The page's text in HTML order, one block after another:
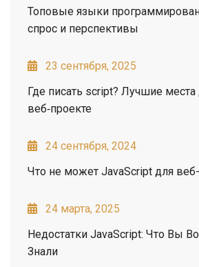
Топовые языки
спрос и перспективы
23 сентября, 2025
Где писать script? Лучшие места
веб‑проекте
24 сентября, 2024
Что не может JavaScript для
24 марта, 2025
Недостатки JavaScript: Что Вы
Знали